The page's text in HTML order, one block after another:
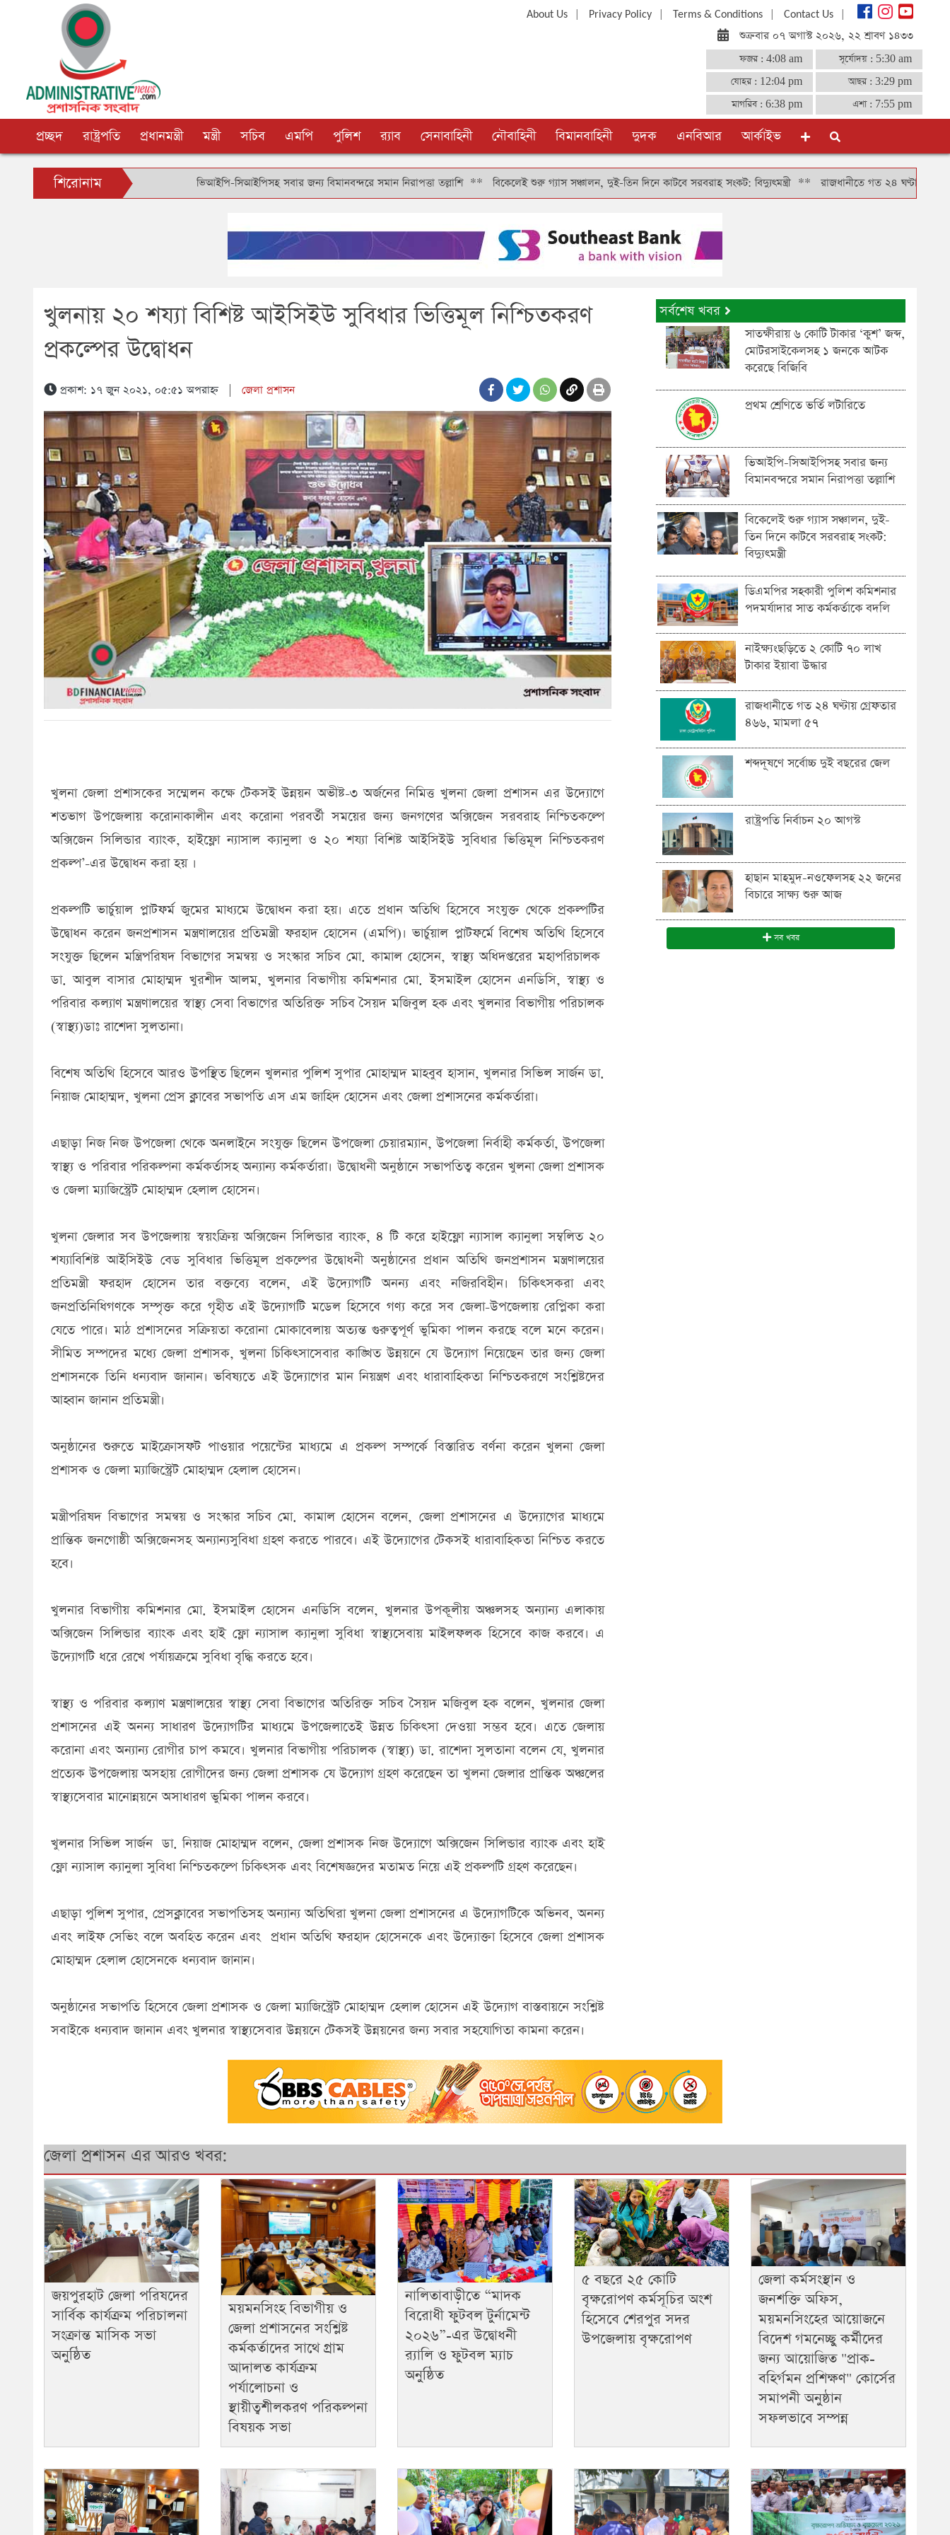
About Us| Privacy Policy| Terms & Conditions| Contact Us|
শুক্রবার ০৭ অগাস্ট ২০২৬, ২২ শ্রাবণ ১৪৩৩
ফজর : 4:08 am সূর্যোদয় : 5:30 am
যোহর : 12:04 pm আছর : 3:29 pm
মাগরিব : 6:38 pm এশা : 7:55 pm
প্রচ্ছদ রাষ্ট্রপতি প্রধানমন্ত্রী মন্ত্রী সচিব এমপি পুলিশ র‍্যাব সেনাবাহিনী নৌবাহিনী বিমানবাহিনী দুদক এনবিআর আর্কাইভ
শিরোনাম ভিআইপি-সিআইপিসহ সবার জন্য বিমানবন্দরে সমান নিরাপত্তা তল্লাশি**বিকেলেই শুরু গ্যাস সঞ্চালন, দুই-তিন দিনে কাটবে সরবরাহ সংকট: বিদ্যুৎমন্ত্রী** রাজধানীতে গত ২৪ ঘণ্টায় গ্রেফতার ৪৬৬,
খুলনায় ২০ শয্যা বিশিষ্ট আইসিইউ সুবিধার ভিত্তিমূল নিশ্চিতকরণ
প্রকল্পের উদ্বোধন
প্রকাশ: ১৭ জুন ২০২১, ০৫:৫১ অপরাহ্ন| জেলা প্রশাসন
খুলনা জেলা প্রশাসকের সম্মেলন কক্ষে টেকসই উন্নয়ন অভীষ্ট-৩ অর্জনের নিমিত্ত খুলনা জেলা প্রশাসন এর উদ্যোগে
শতভাগ উপজেলায় করোনাকালীন এবং করোনা পরবর্তী সময়ের জন্য জনগণের অক্সিজেন সরবরাহ নিশ্চিতকল্পে
অক্সিজেন সিলিন্ডার ব্যাংক, হাইফ্লো ন্যাসাল ক্যানুলা ও ২০ শয্যা বিশিষ্ট আইসিইউ সুবিধার ভিত্তিমূল নিশ্চিতকরণ
প্রকল্প’-এর উদ্বোধন করা হয় ।
প্রকল্পটি ভার্চুয়াল প্লাটফর্ম জুমের মাধ্যমে উদ্বোধন করা হয়। এতে প্রধান অতিথি হিসেবে সংযুক্ত থেকে প্রকল্পটির
উদ্বোধন করেন জনপ্রশাসন মন্ত্রণালয়ের প্রতিমন্ত্রী ফরহাদ হোসেন (এমপি)। ভার্চুয়াল প্লাটফর্মে বিশেষ অতিথি হিসেবে
সংযুক্ত ছিলেন মন্ত্রিপরিষদ বিভাগের সমন্বয় ও সংস্কার সচিব মো. কামাল হোসেন, স্বাস্থ্য অধিদপ্তরের মহাপরিচালক
ডা. আবুল বাসার মোহাম্মদ খুরশীদ আলম, খুলনার বিভাগীয় কমিশনার মো. ইসমাইল হোসেন এনডিসি, স্বাস্থ্য ও
পরিবার কল্যাণ মন্ত্রণালয়ের স্বাস্থ্য সেবা বিভাগের অতিরিক্ত সচিব সৈয়দ মজিবুল হক এবং খুলনার বিভাগীয় পরিচালক
(স্বাস্থ্য)ডাঃ রাশেদা সুলতানা।
বিশেষ অতিথি হিসেবে আরও উপস্থিত ছিলেন খুলনার পুলিশ সুপার মোহাম্মদ মাহবুব হাসান, খুলনার সিভিল সার্জন ডা.
নিয়াজ মোহাম্মদ, খুলনা প্রেস ক্লাবের সভাপতি এস এম জাহিদ হোসেন এবং জেলা প্রশাসনের কর্মকর্তারা।
এছাড়া নিজ নিজ উপজেলা থেকে অনলাইনে সংযুক্ত ছিলেন উপজেলা চেয়ারম্যান, উপজেলা নির্বাহী কর্মকর্তা, উপজেলা
স্বাস্থ্য ও পরিবার পরিকল্পনা কর্মকর্তাসহ অন্যান্য কর্মকর্তারা। উদ্বোধনী অনুষ্ঠানে সভাপতিত্ব করেন খুলনা জেলা প্রশাসক
ও জেলা ম্যাজিস্ট্রেট মোহাম্মদ হেলাল হোসেন।
খুলনা জেলার সব উপজেলায় স্বয়ংক্রিয় অক্সিজেন সিলিন্ডার ব্যাংক, ৪ টি করে হাইফ্লো ন্যাসাল ক্যানুলা সম্বলিত ২০
শয্যাবিশিষ্ট আইসিইউ বেড সুবিধার ভিত্তিমূল প্রকল্পের উদ্বোধনী অনুষ্ঠানের প্রধান অতিথি জনপ্রশাসন মন্ত্রণালয়ের
প্রতিমন্ত্রী ফরহাদ হোসেন তার বক্তব্যে বলেন, এই উদ্যোগটি অনন্য এবং নজিরবিহীন। চিকিৎসকরা এবং
জনপ্রতিনিধিগণকে সম্পৃক্ত করে গৃহীত এই উদ্যোগটি মডেল হিসেবে গণ্য করে সব জেলা-উপজেলায় রেপ্লিকা করা
যেতে পারে। মাঠ প্রশাসনের সক্রিয়তা করোনা মোকাবেলায় অত্যন্ত গুরুত্বপূর্ণ ভুমিকা পালন করছে বলে মনে করেন।
সীমিত সম্পদের মধ্যে জেলা প্রশাসক, খুলনা চিকিৎসাসেবার কাঙ্খিত উন্নয়নে যে উদ্যোগ নিয়েছেন তার জন্য জেলা
প্রশাসনকে তিনি ধন্যবাদ জানান। ভবিষ্যতে এই উদ্যোগের মান নিয়ন্ত্রণ এবং ধারাবাহিকতা নিশ্চিতকরণে সংশ্লিষ্টদের
আহ্বান জানান প্রতিমন্ত্রী।
অনুষ্ঠানের শুরুতে মাইক্রোসফট পাওয়ার পয়েন্টের মাধ্যমে এ প্রকল্প সম্পর্কে বিস্তারিত বর্ণনা করেন খুলনা জেলা
প্রশাসক ও জেলা ম্যাজিস্ট্রেট মোহাম্মদ হেলাল হোসেন।
মন্ত্রীপরিষদ বিভাগের সমন্বয় ও সংস্কার সচিব মো. কামাল হোসেন বলেন, জেলা প্রশাসনের এ উদ্যোগের মাধ্যমে
প্রান্তিক জনগোষ্ঠী অক্সিজেনসহ অন্যান্যসুবিধা গ্রহণ করতে পারবে। এই উদ্যোগের টেকসই ধারাবাহিকতা নিশ্চিত করতে
হবে।
খুলনার বিভাগীয় কমিশনার মো. ইসমাইল হোসেন এনডিসি বলেন, খুলনার উপকূলীয় অঞ্চলসহ অন্যান্য এলাকায়
অক্সিজেন সিলিন্ডার ব্যাংক এবং হাই ফ্লো ন্যাসাল ক্যানুলা সুবিধা স্বাস্থ্যসেবায় মাইলফলক হিসেবে কাজ করবে। এ
উদ্যোগটি ধরে রেখে পর্যায়ক্রমে সুবিধা বৃদ্ধি করতে হবে।
স্বাস্থ্য ও পরিবার কল্যাণ মন্ত্রণালয়ের স্বাস্থ্য সেবা বিভাগের অতিরিক্ত সচিব সৈয়দ মজিবুল হক বলেন, খুলনার জেলা
প্রশাসনের এই অনন্য সাধারণ উদ্যোগটির মাধ্যমে উপজেলাতেই উন্নত চিকিৎসা দেওয়া সম্ভব হবে। এতে জেলায়
করোনা এবং অন্যান্য রোগীর চাপ কমবে। খুলনার বিভাগীয় পরিচালক (স্বাস্থ্য) ডা. রাশেদা সুলতানা বলেন যে, খুলনার
প্রত্যেক উপজেলায় অসহায় রোগীদের জন্য জেলা প্রশাসক যে উদ্যোগ গ্রহণ করেছেন তা খুলনা জেলার প্রান্তিক অঞ্চলের
স্বাস্থ্যসেবার মানোন্নয়নে অসাধারণ ভুমিকা পালন করবে।
খুলনার সিভিল সার্জন ডা. নিয়াজ মোহাম্মদ বলেন, জেলা প্রশাসক নিজ উদ্যোগে অক্সিজেন সিলিন্ডার ব্যাংক এবং হাই
ফ্লো ন্যাসাল ক্যানুলা সুবিধা নিশ্চিতকল্পে চিকিৎসক এবং বিশেষজ্ঞদের মতামত নিয়ে এই প্রকল্পটি গ্রহণ করেছেন।
এছাড়া পুলিশ সুপার, প্রেসক্লাবের সভাপতিসহ অন্যান্য অতিথিরা খুলনা জেলা প্রশাসনের এ উদ্যোগটিকে অভিনব, অনন্য
এবং লাইফ সেভিং বলে অবহিত করেন এবং প্রধান অতিথি ফরহাদ হোসেনকে এবং উদ্যোক্তা হিসেবে জেলা প্রশাসক
মোহাম্মদ হেলাল হোসেনকে ধন্যবাদ জানান।
অনুষ্ঠানের সভাপতি হিসেবে জেলা প্রশাসক ও জেলা ম্যাজিস্ট্রেট মোহাম্মদ হেলাল হোসেন এই উদ্যোগ বাস্তবায়নে সংশ্লিষ্ট
সবাইকে ধন্যবাদ জানান এবং খুলনার স্বাস্থ্যসেবার উন্নয়নে টেকসই উন্নয়নের জন্য সবার সহযোগিতা কামনা করেন।
সর্বশেষ খবর
সাতক্ষীরায় ৬ কোটি টাকার ‘কুশ’ জব্দ,
মোটরসাইকেলসহ ১ জনকে আটক
করেছে বিজিবি
প্রথম শ্রেণিতে ভর্তি লটারিতে
ভিআইপি-সিআইপিসহ সবার জন্য
বিমানবন্দরে সমান নিরাপত্তা তল্লাশি
বিকেলেই শুরু গ্যাস সঞ্চালন, দুই-
তিন দিনে কাটবে সরবরাহ সংকট:
বিদ্যুৎমন্ত্রী
ডিএমপির সহকারী পুলিশ কমিশনার
পদমর্যাদার সাত কর্মকর্তাকে বদলি
নাইক্ষ্যংছড়িতে ২ কোটি ৭০ লাখ
টাকার ইয়াবা উদ্ধার
রাজধানীতে গত ২৪ ঘণ্টায় গ্রেফতার
৪৬৬, মামলা ৫৭
শব্দদূষণে সর্বোচ্চ দুই বছরের জেল
রাষ্ট্রপতি নির্বাচন ২০ আগস্ট
হাছান মাহমুদ-নওফেলসহ ২২ জনের
বিচারে সাক্ষ্য শুরু আজ
সব খবর
জেলা প্রশাসন এর আরও খবর:
জয়পুরহাট জেলা পরিষদের
সার্বিক কার্যক্রম পরিচালনা
সংক্রান্ত মাসিক সভা
অনুষ্ঠিত ​
ময়মনসিংহ বিভাগীয় ও
জেলা প্রশাসনের সংশ্লিষ্ট
কর্মকর্তাদের সাথে গ্রাম
আদালত কার্যক্রম
পর্যালোচনা ও
স্থায়ীত্বশীলকরণ পরিকল্পনা
বিষয়ক সভা
নালিতাবাড়ীতে “মাদক
বিরোধী ফুটবল টুর্নামেন্ট
২০২৬”-এর উদ্বোধনী
র‌্যালি ও ফুটবল ম্যাচ
অনুষ্ঠিত
৫ বছরে ২৫ কোটি
বৃক্ষরোপণ কর্মসূচির অংশ
হিসেবে শেরপুর সদর
উপজেলায় বৃক্ষরোপণ
জেলা কর্মসংস্থান ও
জনশক্তি অফিস,
ময়মনসিংহের আয়োজনে
বিদেশ গমনেচ্ছু কর্মীদের
জন্য আয়োজিত "প্রাক-
বহির্গমন প্রশিক্ষণ" কোর্সের
সমাপনী অনুষ্ঠান
সফলভাবে সম্পন্ন